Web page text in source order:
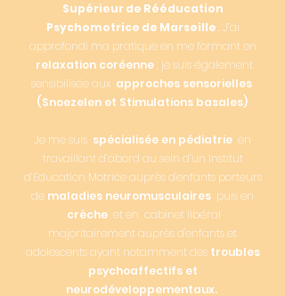
Supérieur de Rééducation
Psychomotrice de Marseille.J’ai
approfondi ma pratique en me formant en
relaxation coréenne, je suis également
sensibilisée aux approches sensorielles
(Snoezelen et Stimulations basales).
Je me suis spécialisée en pédiatrie en
travaillant d’abord au sein d’un Institut
d’Education Motrice auprès d'enfants porteurs
de maladies neuromusculaires puis en
crèche et en cabinet libéral
majoritairement auprès d'enfants et
adolescents ayant notamment destroubles
psychoaffectifs et
neurodéveloppementaux.